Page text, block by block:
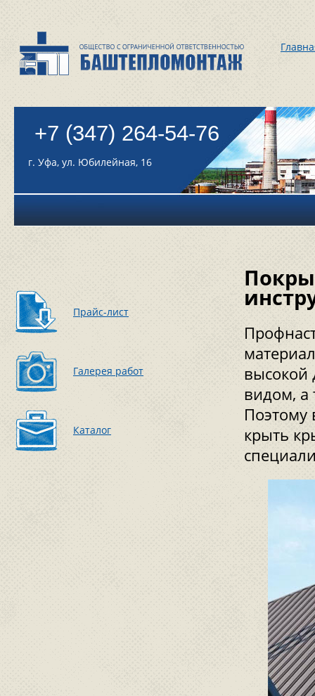
+7 (347) 264-54-76
г. Уфа, ул. Юбилейная, 16
Прайс-лист
Галерея работ
Каталог
высокой
видом, а
Поэтому
крыть